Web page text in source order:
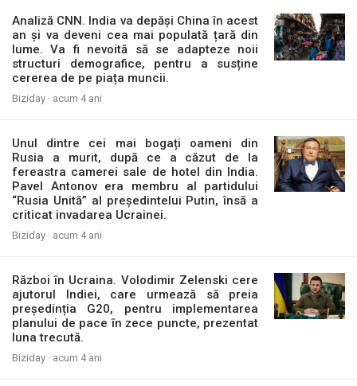
Analiză CNN. India va depăși China în acest
an și va deveni cea mai populată țară din
lume. Va fi nevoită să se adapteze noii
structuri demografice, pentru a susține
cererea de pe piața muncii.
Biziday · acum 4 ani
Unul dintre cei mai bogați oameni din
Rusia a murit, după ce a căzut de la
fereastra camerei sale de hotel din India.
Pavel Antonov era membru al partidului
“Rusia Unită” al președintelui Putin, însă a
criticat invadarea Ucrainei.
Biziday · acum 4 ani
Război în Ucraina. Volodimir Zelenski cere
ajutorul Indiei, care urmează să preia
președinția G20, pentru implementarea
planului de pace în zece puncte, prezentat
luna trecută.
Biziday · acum 4 ani